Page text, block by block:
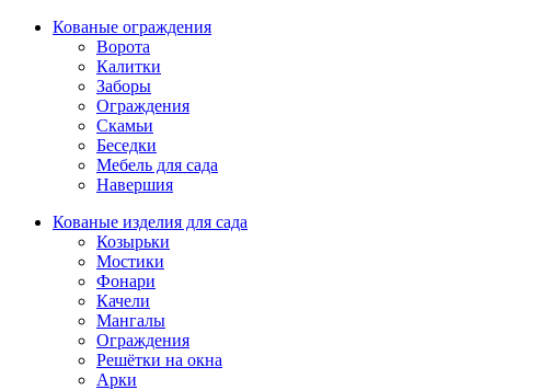
Кованые ограждения
Ворота
Калитки
Заборы
Ограждения
Скамьи
Беседки
Мебель для сада
Навершия
Кованые изделия для сада
Козырьки
Мостики
Фонари
Качели
Мангалы
Ограждения
Решётки на окна
Арки